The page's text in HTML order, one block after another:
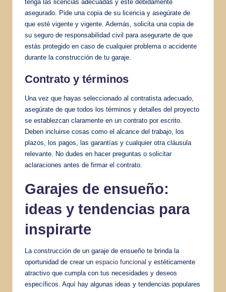
tenga las licencias adecuadas y esté debidamente
asegurado. Pide una copia de su licencia y asegúrate de
que esté vigente y vigente. Además, solicita una copia de
su seguro de responsabilidad civil para asegurarte de que
estás protegido en caso de cualquier problema o accidente
durante la construcción de tu garaje.
Contrato y términos
Una vez que hayas seleccionado al contratista adecuado,
asegúrate de que todos los términos y detalles del proyecto
se establezcan claramente en un contrato por escrito.
Deben incluirse cosas como el alcance del trabajo, los
plazos, los pagos, las garantías y cualquier otra cláusula
relevante. No dudes en hacer preguntas o solicitar
aclaraciones antes de firmar el contrato.
Garajes de ensueño:
ideas y tendencias para
inspirarte
La construcción de un garaje de ensueño te brinda la
oportunidad de crear un espacio funcional y estéticamente
atractivo que cumpla con tus necesidades y deseos
específicos. Aquí hay algunas ideas y tendencias populares